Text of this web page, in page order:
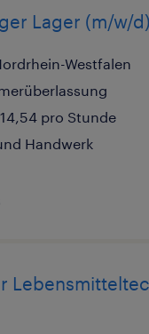
Lager (m/w/d)
Westfalen
pro Stunde
Handwerk